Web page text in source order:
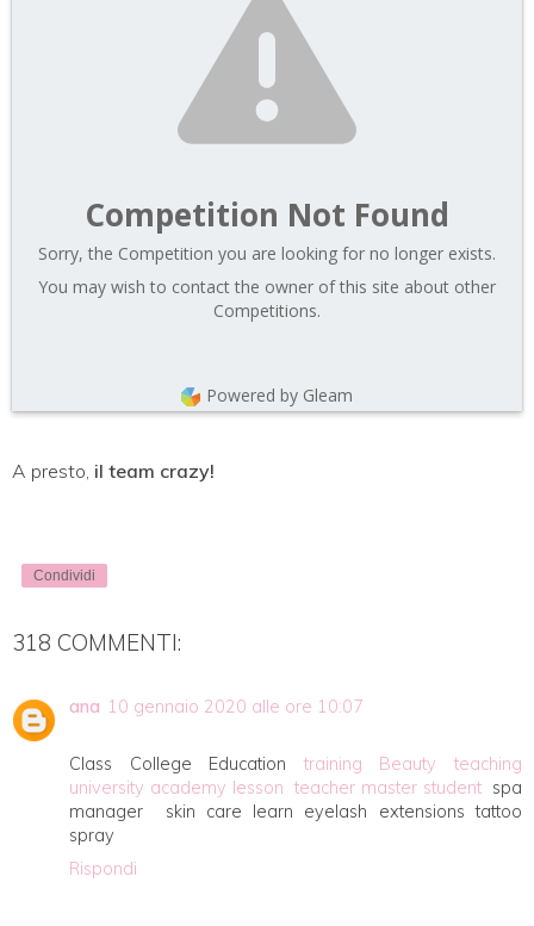
Competition Not Found
Sorry, the Competition you are looking for no longer exists.
You may wish to contact the owner of this site about other
Competitions.
Powered by Gleam
A presto, il team crazy!
Condividi
318 COMMENTI:
ana 10 gennaio 2020 alle ore 10:07
Class College Educationtraining Beauty
teaching
university academy lessonteacher master student spa
manager skin care learn eyelash extensions tattoo
spray
Rispondi